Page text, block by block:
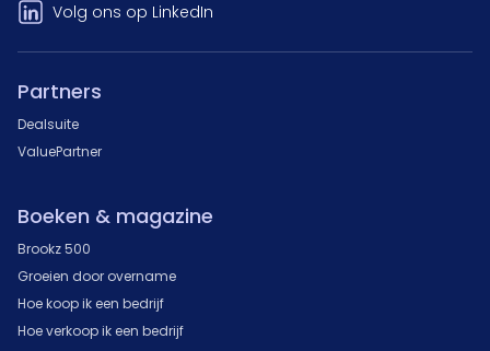
Volg ons op LinkedIn
Partners
Dealsuite
ValuePartner
Boeken & magazine
Brookz 500
Groeien door overname
Hoe koop ik een bedrijf
Hoe verkoop ik een bedrijf